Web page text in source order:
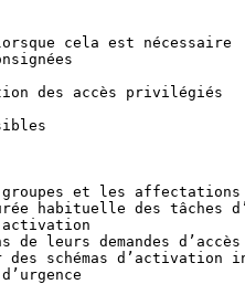
cela est nécessaire
des accès privilégiés
et les affectations
habituelle des tâches
leurs demandes d’accès
schémas d’activation